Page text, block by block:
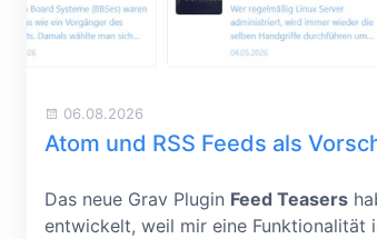
06.08.2026
Atom und RSS Feeds als
Das neue Grav Plugin Feed Teasers
entwickelt, weil mir eine Funktionalität